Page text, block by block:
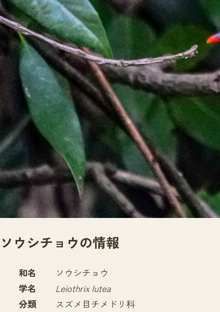
文字サイズ 小 中
生物多様性ふくおかウェブセンターとは
サイトマップ
ソウシチョウの情報
和名
ソウシチョウ
学名
Leiothrix lutea
分類
スズメ目チメドリ科